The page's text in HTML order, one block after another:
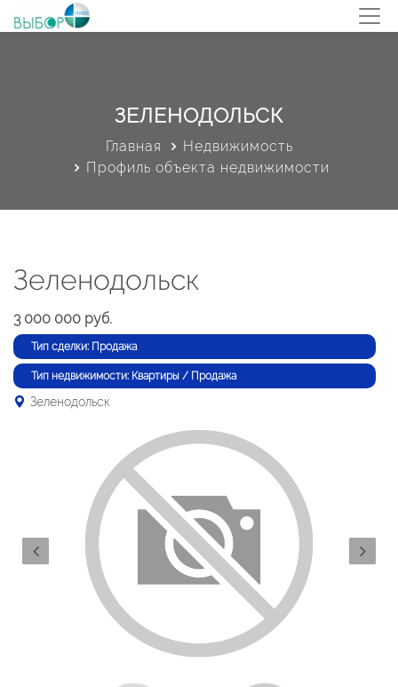
ЗЕЛЕНОДОЛЬСК
Главная
Недвижимость
Профиль объекта недвижимости
Зеленодольск
3 000 000 руб.
Тип сделки: Продажа
Тип недвижимости: Квартиры / Продажа
Зеленодольск